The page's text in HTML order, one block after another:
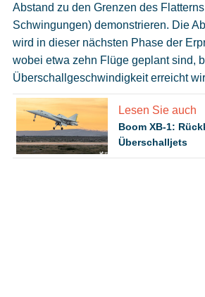
Abstand zu den Grenzen des
Schwingungen) demonstrieren. Die
wird in dieser nächsten Phase der
wobei etwa zehn Flüge geplant sind,
Überschallgeschwindigkeit erreicht
Lesen Sie auch
Boom XB-1:
Überschalljets